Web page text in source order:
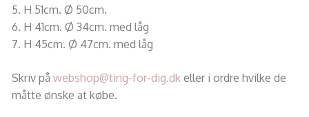
5. H 51cm. Ø 50cm.
6. H 41cm. Ø 34cm. med låg
7. H 45cm. Ø 47cm. med låg
Skriv på webshop@ting-for-dig.dk eller i ordre hvilke de
måtte ønske at købe.